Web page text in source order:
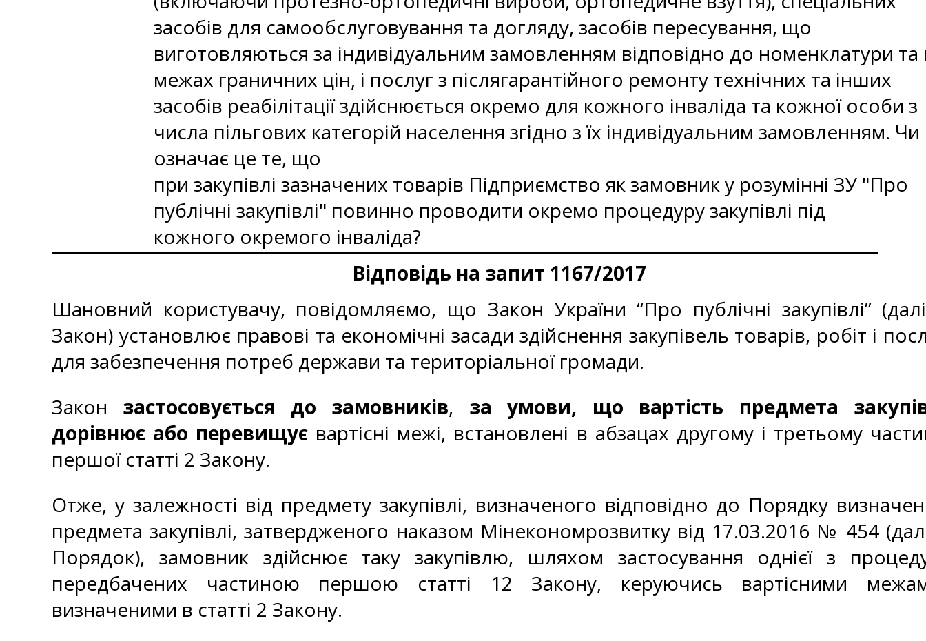
засобів для самообслуговування та догляду, засобів пересування, що
виготовляються за індивідуальним замовленням відповідно до номенклатури та
межах граничних цін, і послуг з післягарантійного ремонту технічних та інших
засобів реабілітації здійснюється окремо для кожного інваліда та кожної особи з
числа пільгових категорій населення згідно з їх індивідуальним замовленням. Чи
означає це те, що
при закупівлі зазначених товарів Підприємство як замовник у розумінні ЗУ "Про
публічні закупівлі" повинно проводити окремо процедуру закупівлі під
кожного окремого інваліда?
Відповідь на запит 1167/2017
Шановний користувачу, повідомляємо, що Закон України “Про публічні закупівлі”
Закон) установлює правові та економічні засади здійснення закупівель товарів, робіт і
для забезпечення потреб держави та територіальної громади.
Закон застосовується до замовників, за умови, що вартість предмета
дорівнює або перевищує вартісні межі, встановлені в абзацах другому і третьому
першої статті 2 Закону.
Отже, у залежності від предмету закупівлі, визначеного відповідно до Порядку
предмета закупівлі, затвердженого наказом Мінекономрозвитку від 17.03.2016 № 454
Порядок), замовник здійснює таку закупівлю, шляхом застосування однієї з
передбачених частиною першою статті 12 Закону, керуючись вартісними
визначеними в статті 2 Закону.